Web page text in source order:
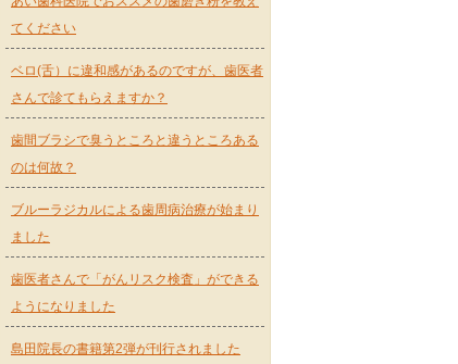
てください
ベロ(舌）に違和感があるのですが、歯医者
さんで診てもらえますか？
歯間ブラシで臭うところと違うところある
のは何故？
ブルーラジカルによる歯周病治療が始まり
ました
歯医者さんで「がんリスク検査」ができる
ようになりました
島田院長の書籍第2弾が刊行されました